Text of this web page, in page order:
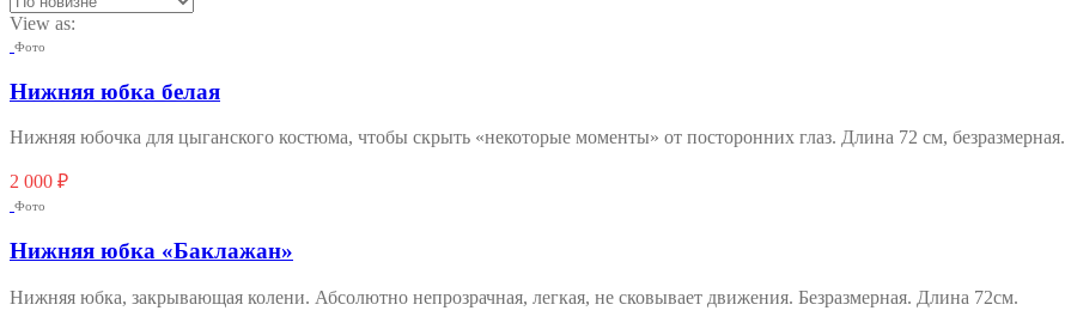
View as:
Фото
Нижняя юбка белая
Нижняя юбочка для цыганского костюма, чтобы скрыть «некоторые моменты» от посторонних глаз. Длина 72 см, безразмерная.
2 000 ₽
Фото
Нижняя юбка «Баклажан»
Нижняя юбка, закрывающая колени. Абсолютно непрозрачная, легкая, не сковывает движения. Безразмерная. Длина 72см.